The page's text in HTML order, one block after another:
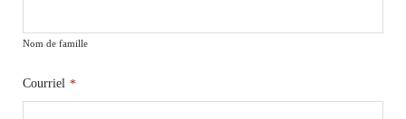
Nom de famille
Courriel *